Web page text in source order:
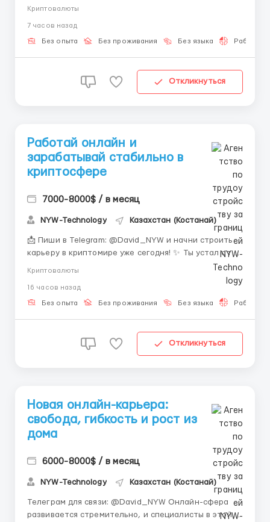
гибкому графику, возможности работать из любой
точки и перспективам развития в цифровой среде.
Криптовалюты
7 часов назад
Без опыта Без проживания Без языка Работа
Откликнуться
Работай онлайн и
зарабатывай стабильно в
криптосфере
7000-8000$ / в месяц
NYW-Technology Казахстан (Костанай)
📩 Пиши в Telegram: @David_NYW и начни строить
карьеру в криптомире уже сегодня! ✨ Ты устал от
бесконечной офисной рутины? Хочешь совмещать
свободным образом жизни? Мы предлагаем простое
и понятное решение — работу в криптовалютной
Криптовалюты
16 часов назад
Без опыта Без проживания Без языка Работа
Откликнуться
Новая онлайн-карьера:
свобода, гибкость и рост из
дома
6000-8000$ / в месяц
NYW-Technology Казахстан (Костанай)
Телеграм для связи: @David_NYW Онлайн-сфера
развивается стремительно, и специалисты в этой